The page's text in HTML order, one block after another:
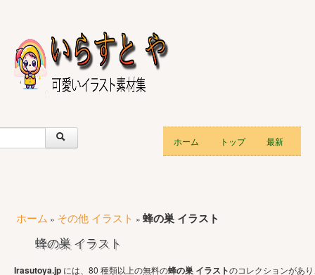
ホーム トップ 最新
ホーム » その他 イラスト » 蜂の巣 イラスト
蜂の巣 イラスト
Irasutoya.jp には、80 種類以上の無料の蜂の巣 イラストのコレクションがあ